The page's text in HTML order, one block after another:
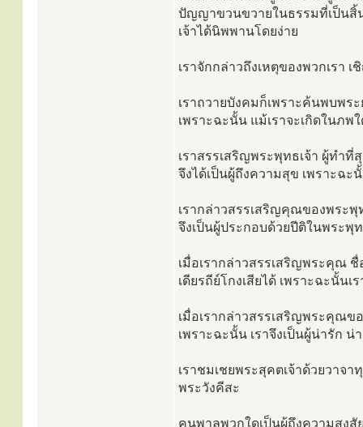
ปัญญาขวนขวายในธรรมที่เป็นสิ้
เจ้าได้นิพพานโดยง่าย
เราจักกล่าวถึงเหตุของพวกเรา
เราถวายบังคมก็เพราะค้นพบพ
เพราะฉะนั้น แม้เราจะเกิดในภ
เราสรรเสริญพระพุทธเจ้า ผู้ทำ
จึงได้เป็นผู้ถึงความสุข เพราะฉ
เรากล่าวสรรเสริญคุณของพระ
จึงเป็นผู้ประกอบด้วยปีติในพระพุ
เมื่อเรากล่าวสรรเสริญพระคุณ ชื่
เดียรถีย์โกงเสียได้ เพราะฉะนั้นเ
เมื่อเรากล่าวสรรเสริญพระคุณ
เพราะฉะนั้น เราจึงเป็นผู้น่ารัก
เราชมเชยพระสุคตเจ้าด้วยวาจ
พระวังคีสะ
คนพาลพวกใดเป็นผู้ถึงความสง